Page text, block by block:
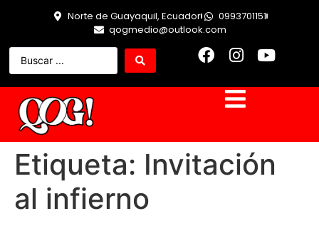
Norte de Guayaquil, Ecuador
0993701151
qogmedio@outlook.com
Etiqueta: Invitación
al infierno